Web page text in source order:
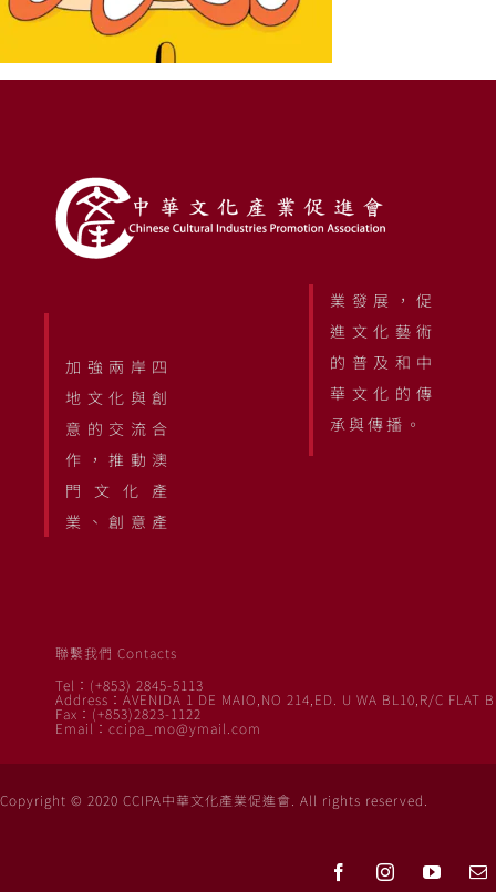
加強兩岸四
地文化與創
意的交流合
作，推動澳
門文化產
業、創意產
業發展，促
進文化藝術
的普及和中
華文化的傳
承與傳播。
聯繫我們 Contacts
Tel：(+853) 2845-5113
Address：AVENIDA 1 DE MAIO,NO 214,ED. U WA BL10,R/C FLAT B
Fax：(+853)2823-1122
Email：ccipa_mo@ymail.com
Copyright © 2020 CCIPA中華文化產業促進會. All rights reserved.